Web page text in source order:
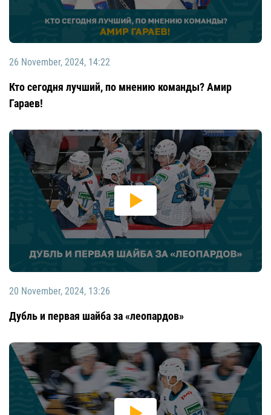
26 November, 2024, 14:22
Кто сегодня лучший, по мнению команды? Амир
Гараев!
20 November, 2024, 13:26
Дубль и первая шайба за «леопардов»